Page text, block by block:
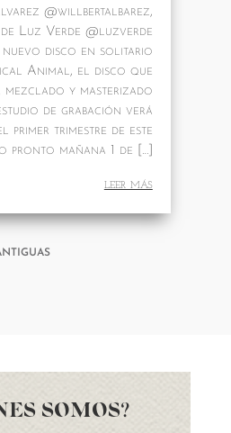
@willbertalbarez,
Luz Verde @luzverde
nuevo disco en solitario
Animal, el disco que
mezclado y masterizado
de grabación verá
primer trimestre de este
pronto mañana 1 de […]
leer más
SOMOS?